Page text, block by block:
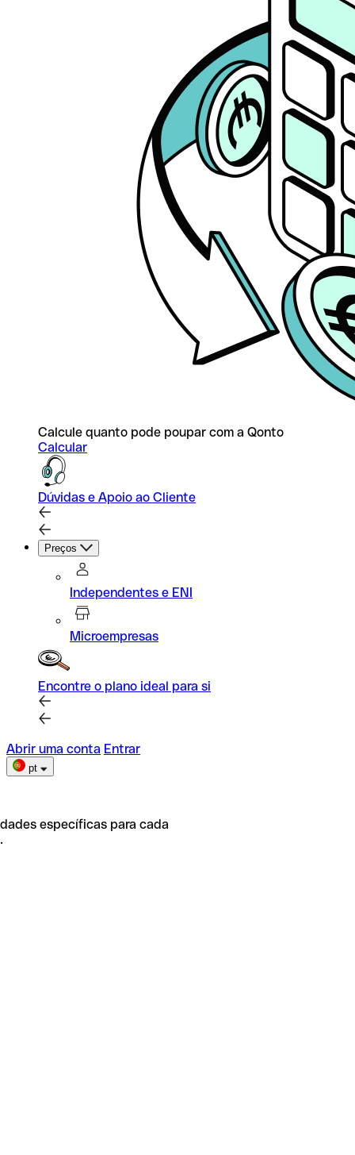
Calcule quanto pode poupar com a Qonto
Calcular
Dúvidas e Apoio ao Cliente
Preços
Independentes e ENI
Microempresas
Encontre o plano ideal para si
Abrir uma conta Entrar
pt
específicas para cada